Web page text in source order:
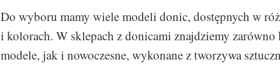
Do wyboru mamy wiele modeli donic, dostępnych w
i kolorach. W sklepach z donicami znajdziemy zarówno
modele, jak i nowoczesne, wykonane z tworzywa